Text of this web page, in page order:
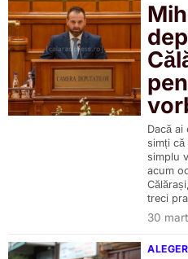
Dacă
simți
simplu
acum
treci
30